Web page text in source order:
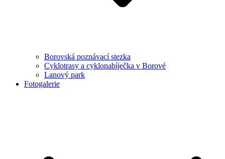
Borovská poznávací stezka
Cyklotrasy a cyklonabíječka v Borové
Lanový park
Fotogalerie